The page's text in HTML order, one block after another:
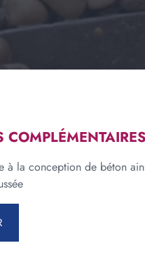
à la conception de béton